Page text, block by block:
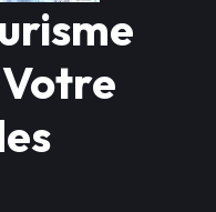
Votre